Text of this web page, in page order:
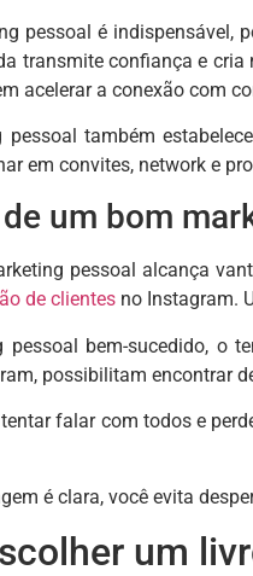
pessoal é indispensável,
transmite confiança e
acelerar a conexão com
pessoal também
em convites, network e
um bom
pessoal alcança
de clientesno Instagram.
pessoal bem-sucedido, o
possibilitam encontrar
falar com todos e
é clara, você evita
um